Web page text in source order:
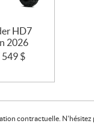
HD7
2026
549 $
contractuelle. N'hésitez